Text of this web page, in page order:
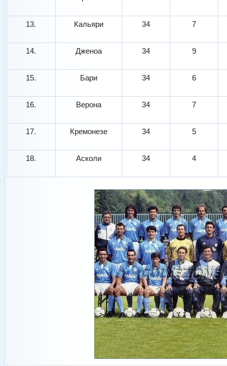
13. Кальяри 34 7
14. Дженоа 34 9
15. Бари 34 6
16. Верона 34 7
17. Кремонезе 34 5
18. Асколи 34 4